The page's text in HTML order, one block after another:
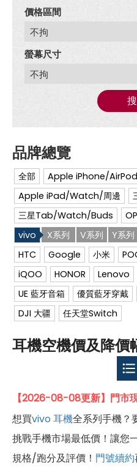
價格區間
螢幕尺寸
全部
Apple iPhone/
Apple iPad/Watch/周邊
三星Tab/Watch/Buds
vivo
X系列 V系列 Y系列
HTC
Google 小米
iQOO
HONOR Lenovo
UE 藍牙音箱
優質藍牙穿戴
DJI 大疆
任天堂Switch
耳機空機價及降價
【2026-08-08更新】門市
想買vivo 耳機全系列手機？
挑戰手機市場最低價！讓您
規格/跑分及評價！ 門號續約